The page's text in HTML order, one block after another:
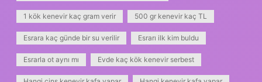
1 kök kenevir kaç gram verir 500 gr kenevir kaç TL
Esrara kaç günde bir su verilir Esrarı ilk kim buldu
Esrarla ot aynı mı Evde kaç kök kenevir serbest